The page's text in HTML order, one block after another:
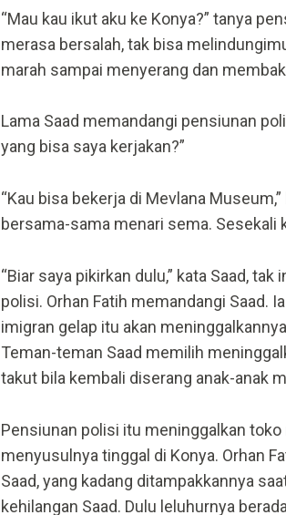
“Mau kau ikut aku ke Konya?” tanya
merasa bersalah, tak bisa
marah sampai menyerang dan
Lama Saad memandangi pensiunan
yang bisa saya kerjakan?”
“Kau bisa bekerja di Mevlana
bersama-sama menari sema. Sesekali
“Biar saya pikirkan dulu,” kata Saad,
polisi. Orhan Fatih memandangi Saad.
imigran gelap itu akan
Teman-teman Saad memilih
takut bila kembali diserang anak-anak
Pensiunan polisi itu meninggalkan toko
menyusulnya tinggal di Konya. Orhan
Saad, yang kadang ditampakkannya
kehilangan Saad. Dulu leluhurnya